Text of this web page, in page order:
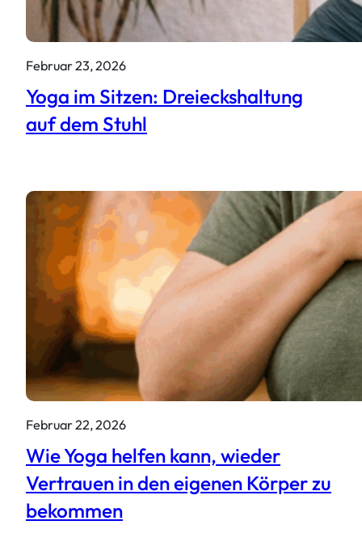
Februar 23, 2026
Yoga im Sitzen: Dreieckshaltung
auf dem Stuhl
Februar 22, 2026
Wie Yoga helfen kann, wieder
Vertrauen in den eigenen Körper zu
bekommen